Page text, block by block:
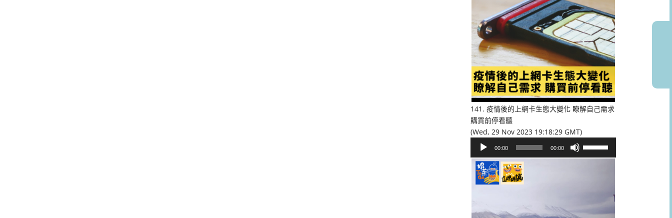
鍵
以
提
高
或
降
低
音
量。
141. 疫情後的上網卡生態大變化 瞭解自己需求
購買前停看聽
(Wed, 29 Nov 2023 19:18:29 GMT)
播
放
00:00 00:00